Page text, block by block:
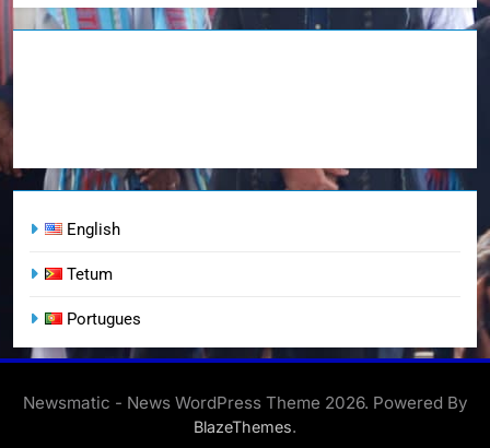
English
Tetum
Portugues
Newsmatic - News WordPress Theme 2026. Powered By
BlazeThemes.